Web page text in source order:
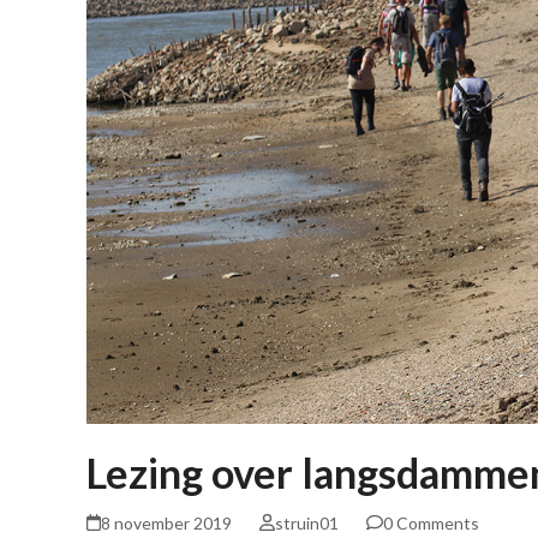
Lezing over
8 november 2019 struin01 0 Comments